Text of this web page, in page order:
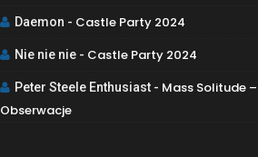
Daemon - Castle Party 2024
Nie nie nie - Castle Party 2024
Peter Steele Enthusiast - Mass Solitude –
Obserwacje